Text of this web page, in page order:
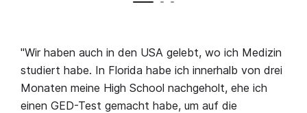
"Wir haben auch in den USA gelebt, wo ich Medizin
studiert habe. In Florida habe ich innerhalb von drei
Monaten meine High School nachgeholt, ehe ich
einen GED-Test gemacht habe, um auf die